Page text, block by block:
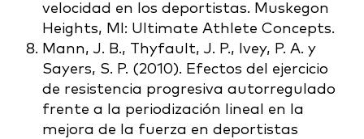
velocidad en los deportistas. Muskegon
Heights, MI: Ultimate Athlete Concepts.
Mann, J. B., Thyfault, J. P., Ivey, P. A. y
Sayers, S. P. (2010). Efectos del ejercicio
de resistencia progresiva autorregulado
frente a la periodización lineal en la
mejora de la fuerza en deportistas